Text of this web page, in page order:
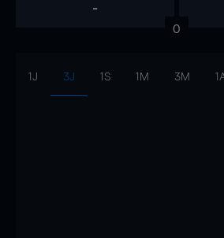
-
0
1J 3J 1S 1M 3M